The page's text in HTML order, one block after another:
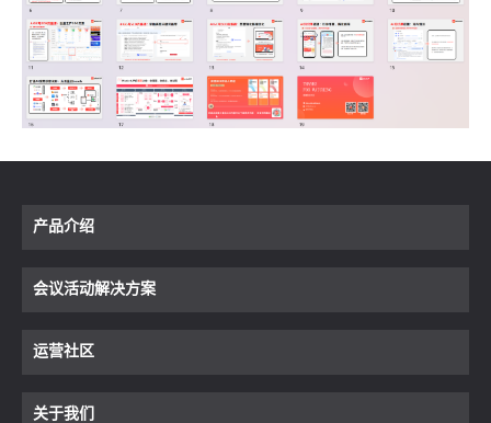
产品介绍
会议活动解决方案
运营社区
关于我们